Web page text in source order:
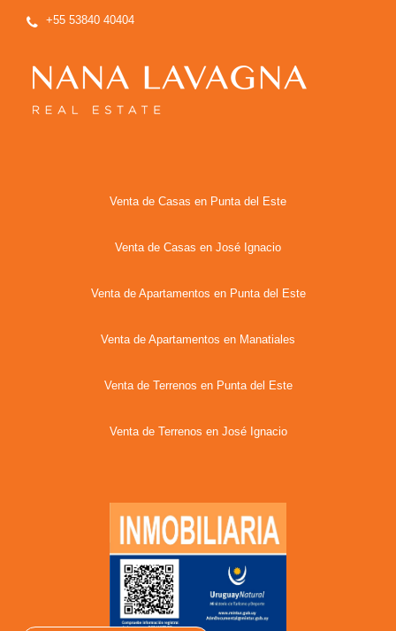
+55 53840 40404
Venta de Casas en Punta del Este
Venta de Casas en José Ignacio
Venta de Apartamentos en Punta del Este
Venta de Apartamentos en Manatiales
Venta de Terrenos en Punta del Este
Venta de Terrenos en José Ignacio